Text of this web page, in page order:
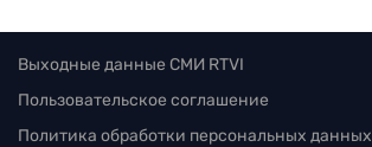
Выходные данные СМИ RTVI
Пользовательское соглашение
Политика обработки персональных данных